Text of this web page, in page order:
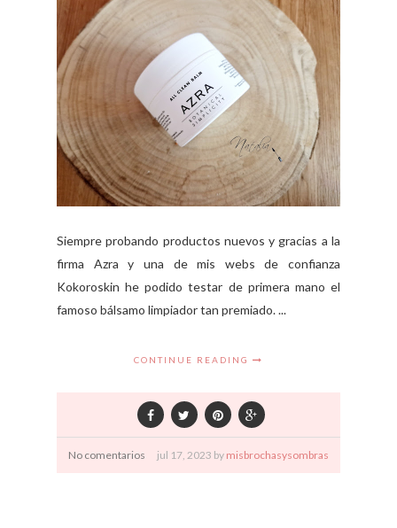
Siempre probando productos nuevos y gracias a la
firma Azra y una de mis webs de confianza
Kokoroskin he podido testar de primera mano el
famoso bálsamo limpiador tan premiado. ...
CONTINUE READING
No comentarios jul 17, 2023 by misbrochasysombras